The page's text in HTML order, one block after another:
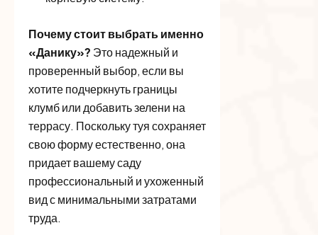
Почему стоит выбрать именно
«Данику»? Это надежный и
проверенный выбор, если вы
хотите подчеркнуть границы
клумб или добавить зелени на
террасу. Поскольку туя сохраняет
свою форму естественно, она
придает вашему саду
профессиональный и ухоженный
вид с минимальными затратами
труда.